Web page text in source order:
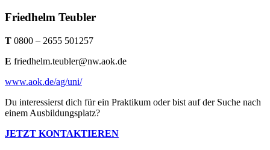
Friedhelm Teubler
T 0800 – 2655 501257
E friedhelm.teubler@nw.aok.de
www.aok.de/ag/uni/
Du interessierst dich für ein Praktikum oder bist auf der Suche nach
einem Ausbildungsplatz?
JETZT KONTAKTIEREN